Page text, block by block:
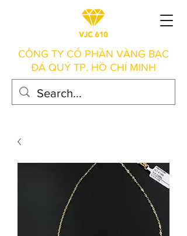
CÔNG TY CỔ PHẦN VÀNG BẠC
ĐÁ QUÝ TP. HỒ CHÍ MINH